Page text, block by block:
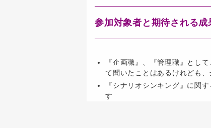
参加対象者と期待される成
『企画職』、『管理職』とし
て聞いたことはあるけれども
『シナリオシンキング』に関
す